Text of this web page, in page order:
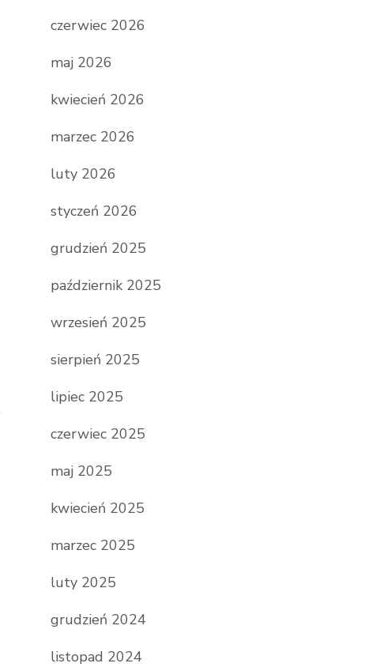
czerwiec 2026
maj 2026
kwiecień 2026
marzec 2026
luty 2026
styczeń 2026
grudzień 2025
październik 2025
wrzesień 2025
sierpień 2025
lipiec 2025
czerwiec 2025
maj 2025
kwiecień 2025
marzec 2025
luty 2025
grudzień 2024
listopad 2024